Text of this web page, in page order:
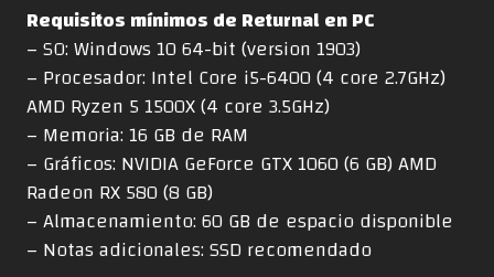
Requisitos mínimos de Returnal en PC
– SO: Windows 10 64-bit (version 1903)
– Procesador: Intel Core i5-6400 (4 core 2.7GHz)
AMD Ryzen 5 1500X (4 core 3.5GHz)
– Memoria: 16 GB de RAM
– Gráficos: NVIDIA GeForce GTX 1060 (6 GB) AMD
Radeon RX 580 (8 GB)
– Almacenamiento: 60 GB de espacio disponible
– Notas adicionales: SSD recomendado